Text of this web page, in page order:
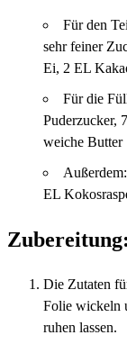
Für den
sehr feiner
Ei, 2 EL
Für die
Puderzucker,
weiche Butter
EL
Zubereitung:
Die Zutaten
Folie wickeln
ruhen lassen.